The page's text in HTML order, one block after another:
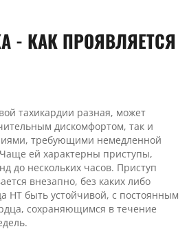
- КАК ПРОЯВЛЯЕТСЯ
тахикардии разная, может
дискомфортом, так и
требующими немедленной
ей характерны приступы,
до нескольких часов. Приступ
внезапно, без каких либо
НТ быть устойчивой, с постоянным
сохраняющимся в течение